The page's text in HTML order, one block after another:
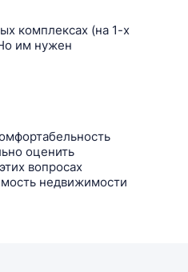
комплексах (на 1-х
им нужен
оценить
вопросах
недвижимости